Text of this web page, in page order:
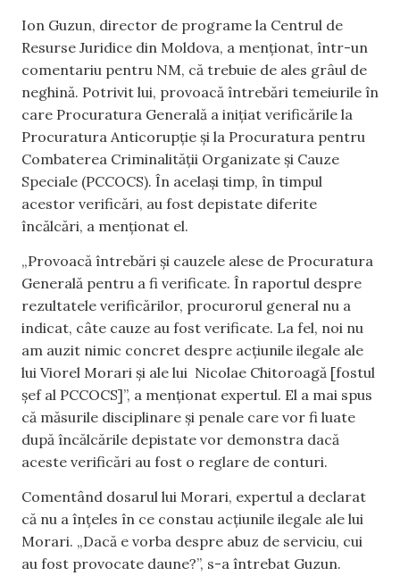
Ion Guzun, director de programe la Centrul de
Resurse Juridice din Moldova, a menționat, într-un
comentariu pentru NM, că trebuie de ales grâul de
neghină. Potrivit lui, provoacă întrebări temeiurile în
care Procuratura Generală a inițiat verificările la
Procuratura Anticorupție și la Procuratura pentru
Combaterea Criminalității Organizate și Cauze
Speciale (PCCOCS). În același timp, în timpul
acestor verificări, au fost depistate diferite
încălcări, a menționat el.
„Provoacă întrebări și cauzele alese de Procuratura
Generală pentru a fi verificate. În raportul despre
rezultatele verificărilor, procurorul general nu a
indicat, câte cauze au fost verificate. La fel, noi nu
am auzit nimic concret despre acțiunile ilegale ale
lui Viorel Morari și ale lui Nicolae Chitoroagă [fostul
șef al PCCOCS]”, a menționat expertul. El a mai spus
că măsurile disciplinare și penale care vor fi luate
după încălcările depistate vor demonstra dacă
aceste verificări au fost o reglare de conturi.
Comentând dosarul lui Morari, expertul a declarat
că nu a înțeles în ce constau acțiunile ilegale ale lui
Morari. „Dacă e vorba despre abuz de serviciu, cui
au fost provocate daune?”, s-a întrebat Guzun.